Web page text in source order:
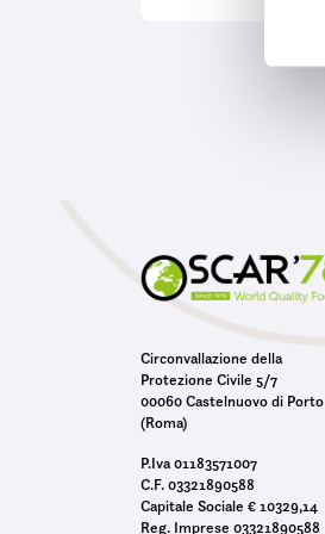
e
s
e
s
o
Circonvallazione della
Protezione Civile 5/7
00060 Castelnuovo di Porto
(Roma)
P.Iva 01183571007
C.F. 03321890588
Capitale Sociale € 10329,14
Reg. Imprese 03321890588